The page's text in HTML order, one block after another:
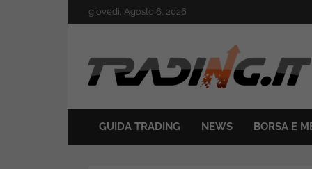
to
giovedì, Agosto 6, 2026
Trading.it
GUIDA TRADING NEWS BORSA E